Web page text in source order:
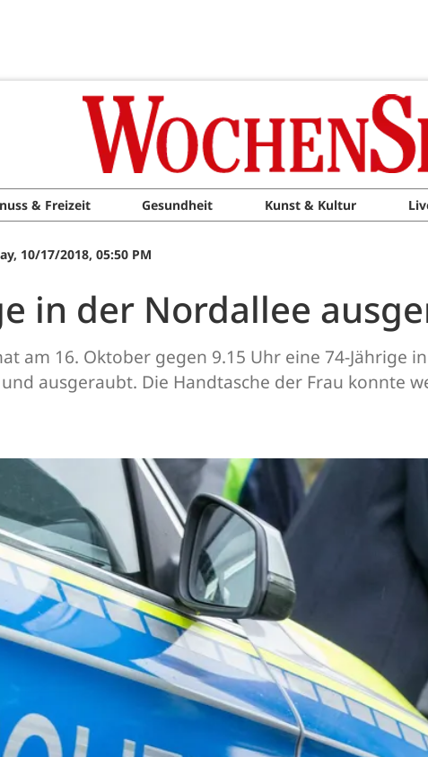
& Freizeit Gesundheit Kunst & Kultur
10/17/2018, 05:50 PM
in der Nordallee
am 16. Oktober gegen 9.15 Uhr eine 74-Jährige
ausgeraubt. Die Handtasche der Frau konnte